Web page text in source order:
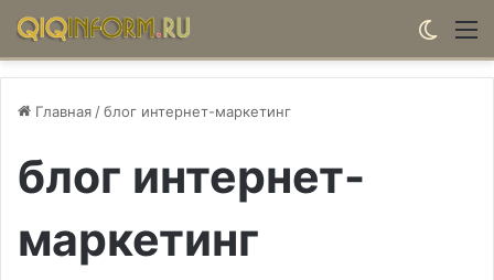
Главная /блог интернет-маркетинг
блог интернет-
маркетинг